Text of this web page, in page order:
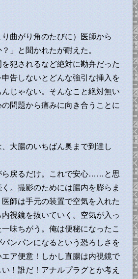
曲がり角のたびに）医師から
」と聞かれたが耐えた。
犯されるなど絶対に勘弁だった
告しないとどんな強引な挿入を
じゃない。そんなこと絶対無い
問題から痛みに向き合うことに
大腸のいちばん奥まで到達し
戻るだけ。これで安心……と思
。撮影のためには腸内を膨らま
師は手元の装置で空気を入れた
視鏡を抜いていく。空気が入っ
味ちがう。俺は便秘になったこ
ンパンになるという恐ろしさを
ア便意！しかし直腸は内視鏡で
！誰だ！アナルプラグとか考え